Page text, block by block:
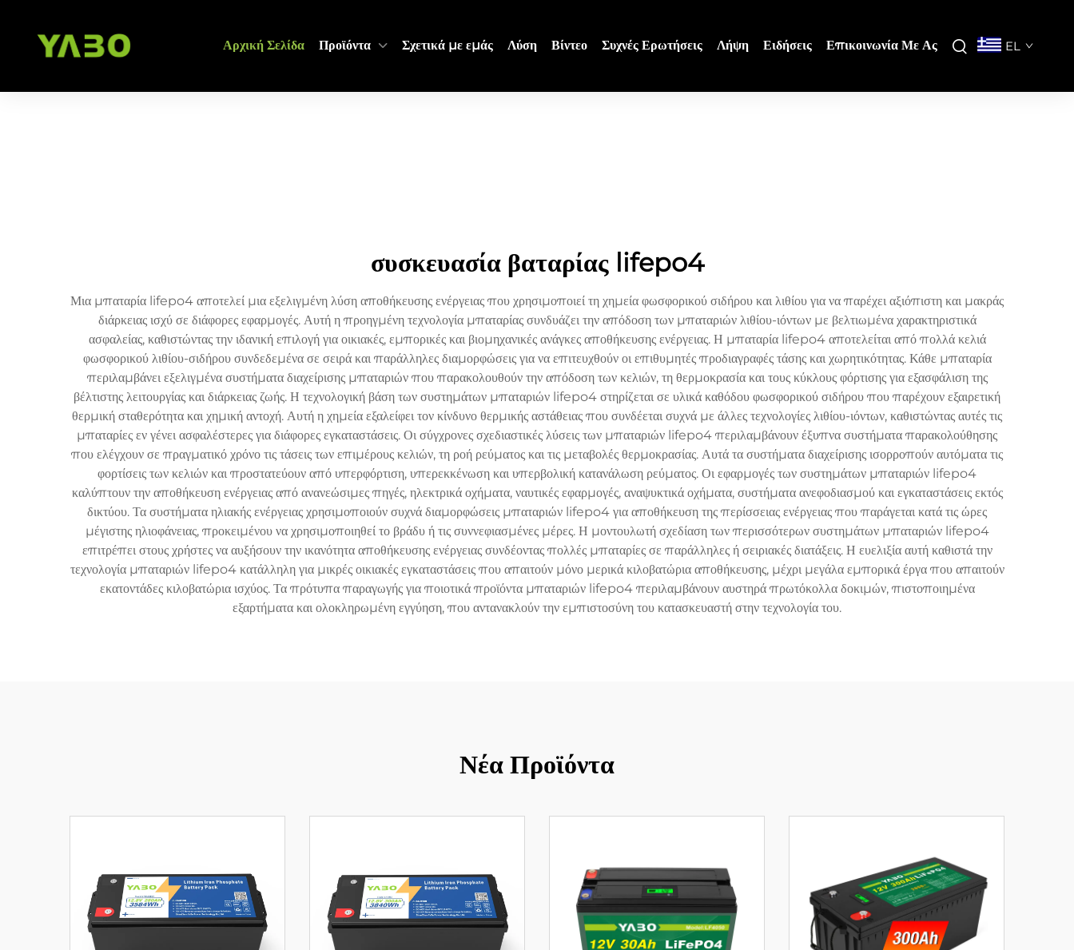
Αρχική Σελίδα Προϊόντα Σχετικά με εμάς Λύση Βίντεο Συχνές Ερωτήσεις Λήψη Ειδήσεις Επικοινωνία Με Ας EL
συσκευασία βαταρίας lifepo4
Μια μπαταρία lifepo4 αποτελεί μια εξελιγμένη λύση αποθήκευσης ενέργειας που χρησιμοποιεί τη χημεία φωσφορικού σιδήρου και λιθίου για να παρέχει αξιόπιστη και μακράς
διάρκειας ισχύ σε διάφορες εφαρμογές. Αυτή η προηγμένη τεχνολογία μπαταρίας συνδυάζει την απόδοση των μπαταριών λιθίου-ιόντων με βελτιωμένα χαρακτηριστικά
ασφαλείας, καθιστώντας την ιδανική επιλογή για οικιακές, εμπορικές και βιομηχανικές ανάγκες αποθήκευσης ενέργειας. Η μπαταρία lifepo4 αποτελείται από πολλά κελιά
φωσφορικού λιθίου-σιδήρου συνδεδεμένα σε σειρά και παράλληλες διαμορφώσεις για να επιτευχθούν οι επιθυμητές προδιαγραφές τάσης και χωρητικότητας. Κάθε μπαταρία
περιλαμβάνει εξελιγμένα συστήματα διαχείρισης μπαταριών που παρακολουθούν την απόδοση των κελιών, τη θερμοκρασία και τους κύκλους φόρτισης για εξασφάλιση της
βέλτιστης λειτουργίας και διάρκειας ζωής. Η τεχνολογική βάση των συστημάτων μπαταριών lifepo4 στηρίζεται σε υλικά καθόδου φωσφορικού σιδήρου που παρέχουν εξαιρετική
θερμική σταθερότητα και χημική αντοχή. Αυτή η χημεία εξαλείφει τον κίνδυνο θερμικής αστάθειας που συνδέεται συχνά με άλλες τεχνολογίες λιθίου-ιόντων, καθιστώντας αυτές τις
μπαταρίες εν γένει ασφαλέστερες για διάφορες εγκαταστάσεις. Οι σύγχρονες σχεδιαστικές λύσεις των μπαταριών lifepo4 περιλαμβάνουν έξυπνα συστήματα παρακολούθησης
που ελέγχουν σε πραγματικό χρόνο τις τάσεις των επιμέρους κελιών, τη ροή ρεύματος και τις μεταβολές θερμοκρασίας. Αυτά τα συστήματα διαχείρισης ισορροπούν αυτόματα τις
φορτίσεις των κελιών και προστατεύουν από υπερφόρτιση, υπερεκκένωση και υπερβολική κατανάλωση ρεύματος. Οι εφαρμογές των συστημάτων μπαταριών lifepo4
καλύπτουν την αποθήκευση ενέργειας από ανανεώσιμες πηγές, ηλεκτρικά οχήματα, ναυτικές εφαρμογές, αναψυκτικά οχήματα, συστήματα ανεφοδιασμού και εγκαταστάσεις εκτός
δικτύου. Τα συστήματα ηλιακής ενέργειας χρησιμοποιούν συχνά διαμορφώσεις μπαταριών lifepo4 για αποθήκευση της περίσσειας ενέργειας που παράγεται κατά τις ώρες
μέγιστης ηλιοφάνειας, προκειμένου να χρησιμοποιηθεί το βράδυ ή τις συννεφιασμένες μέρες. Η μοντουλωτή σχεδίαση των περισσότερων συστημάτων μπαταριών lifepo4
επιτρέπει στους χρήστες να αυξήσουν την ικανότητα αποθήκευσης ενέργειας συνδέοντας πολλές μπαταρίες σε παράλληλες ή σειριακές διατάξεις. Η ευελιξία αυτή καθιστά την
τεχνολογία μπαταριών lifepo4 κατάλληλη για μικρές οικιακές εγκαταστάσεις που απαιτούν μόνο μερικά κιλοβατώρια αποθήκευσης, μέχρι μεγάλα εμπορικά έργα που απαιτούν
εκατοντάδες κιλοβατώρια ισχύος. Τα πρότυπα παραγωγής για ποιοτικά προϊόντα μπαταριών lifepo4 περιλαμβάνουν αυστηρά πρωτόκολλα δοκιμών, πιστοποιημένα
εξαρτήματα και ολοκληρωμένη εγγύηση, που αντανακλούν την εμπιστοσύνη του κατασκευαστή στην τεχνολογία του.
Νέα Προϊόντα